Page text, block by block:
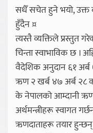
सधैँ सचेत हुने भयो, उक्त
हुँदैन ¤
त्यस्तै व्यक्तिले प्रस्तुत
चिन्ता स्वाभाविक छ ।
वैदेशिक अनुदान ६१
ऋण २ खर्ब ४७ अर्ब २८
के नेपालको आम्दानी
अर्थमन्त्रीहरू स्वागत
ऋणदाताहरू तयार